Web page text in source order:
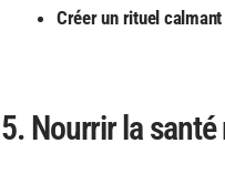
Créer un rituel calmant
5. Nourrir la